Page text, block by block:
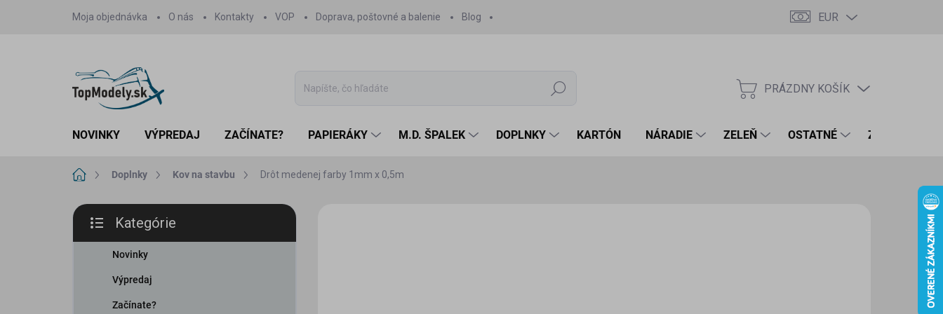
Moja objednávka O nás Kontakty VOP Doprava, poštovné a balenie Blog EUR
Hľadať
NÁKUPNÝ
PRÁZDNY KOŠÍK
NOVINKY VÝPREDAJ ZAČÍNATE? PAPIERÁKY M.D. ŠPALEK DOPLNKY KARTÓN NÁRADIE ZELEŇ OSTATNÉ ZNAČKY
DomovDoplnky Kov na stavbu Drôt medenej farby 1mm x 0,5m
B
č
kategórie
Kategórie
Novinky
Výpredaj
Začínate?